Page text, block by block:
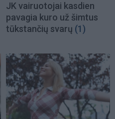
JK vairuotojai kasdien
pavagia kuro už šimtus
tūkstančių svarų (1)